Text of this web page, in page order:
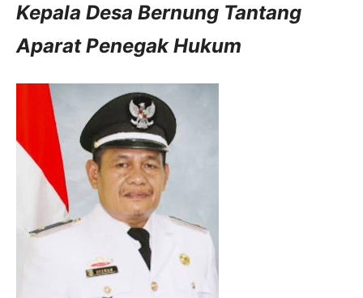
Kepala Desa Bernung Tantang
Aparat Penegak Hukum